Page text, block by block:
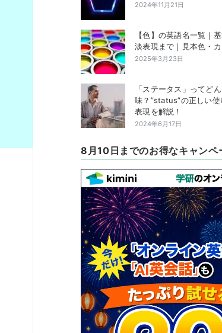
2024年11月21日
【色】の英語名一覧｜
淡表現まで｜見本色・
2025年3月23日
「ステータス」ってど
味？”status”の正しい使
表現を解説！
2024年6月17日
8月10日までのお得なキャンペ